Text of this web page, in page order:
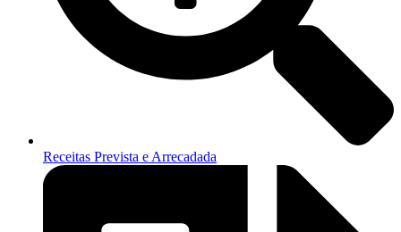
Receitas Prevista e Arrecadada